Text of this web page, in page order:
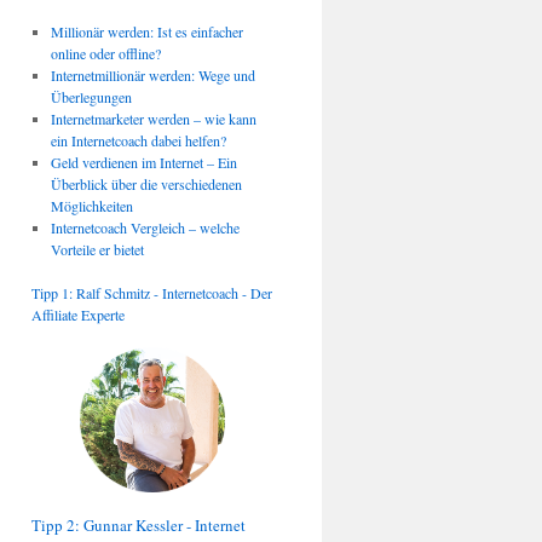
Millionär werden: Ist es einfacher
online oder offline?
Internetmillionär werden: Wege und
Überlegungen
Internetmarketer werden – wie kann
ein Internetcoach dabei helfen?
Geld verdienen im Internet – Ein
Überblick über die verschiedenen
Möglichkeiten
Internetcoach Vergleich – welche
Vorteile er bietet
Tipp 1: Ralf Schmitz - Internetcoach - Der
Affiliate Experte
Tipp 2: Gunnar Kessler - Internet